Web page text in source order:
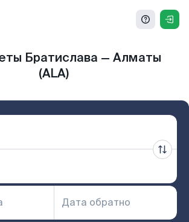
Братислава — Алматы
(ALA)